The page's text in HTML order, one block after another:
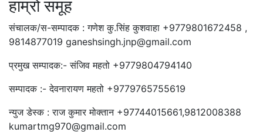
हाम्रो समूह
संचालक/स-सम्पादक : गणेश कु.सिंह कुशवाहा +9779801672458 ,
9814877019 ganeshsingh.jnp@gmail.com
प्रमुख सम्पादक:- संजिव महतो +9779804794140
सम्पादक :- देवनारायण महतो +9779765755619
न्युज डेस्क : राज कुमार मोक्तान +97744015661,9812008388
kumartmg970@gmail.com